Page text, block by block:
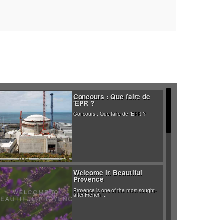
Concours : Que faire de
'EPR ?
Concours : Que faire de 'EPR ?
Welcome in Beautiful
Provence
Provence is one of the most sought-
after French ...